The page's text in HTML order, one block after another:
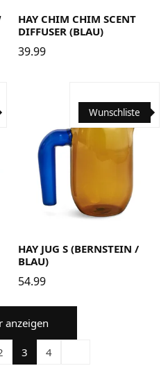
HAY CHIM CHIM SCENT
DIFFUSER (BLAU)
39.99
Wunschliste
HAY JUG S (BERNSTEIN /
BLAU)
54.99
anzeigen
3 4